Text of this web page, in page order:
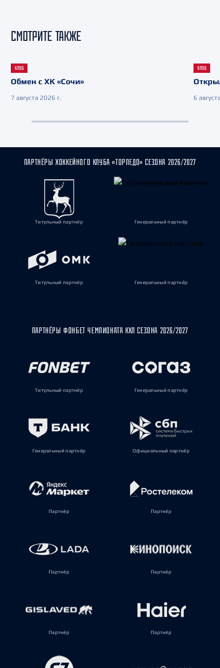
СМОТРИТЕ ТАКЖЕ
КЛУБ
Обмен с ХК «Сочи»
7 августа 2026 г.
КЛУБ
6
ПАРТНЁРЫ ХОККЕЙНОГО КЛУБА «ТОРПЕДО» СЕЗОНА 2026/2027
Титульный партнёр Генеральный партнёр
Титульный партнёр Генеральный партнёр
ПАРТНЁРЫ ФОНБЕТ ЧЕМПИОНАТА КХЛ СЕЗОНА 2026/2027
Титульный партнёр Генеральный партнёр
Генеральный партнёр Официальный партнёр
Партнёр Партнёр
Партнёр Партнёр
Партнёр Партнёр